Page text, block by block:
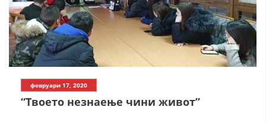
ИСТОРИЈАТ НА ЦКРМ
ИСТОРИЈАТ НА ДВИЖЕЊЕТО
СТРУКТУРА НА ОРГАНИЗАЦИЈАТА
февруари 17, 2020
“Твоето незнаење чини живот”